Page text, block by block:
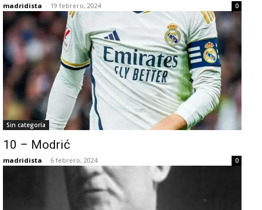
madridista - 19 febrero, 2024 0
Sin categoría
10 – Modrić
madridista - 6 febrero, 2024 0